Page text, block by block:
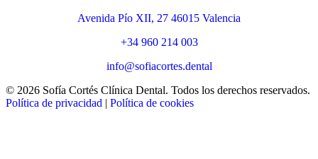
Avenida Pío XII, 27 46015 Valencia
+34 960 214 003
info@sofiacortes.dental
© 2026 Sofía Cortés Clínica Dental. Todos los derechos reservados.
Política de privacidad | Política de cookies